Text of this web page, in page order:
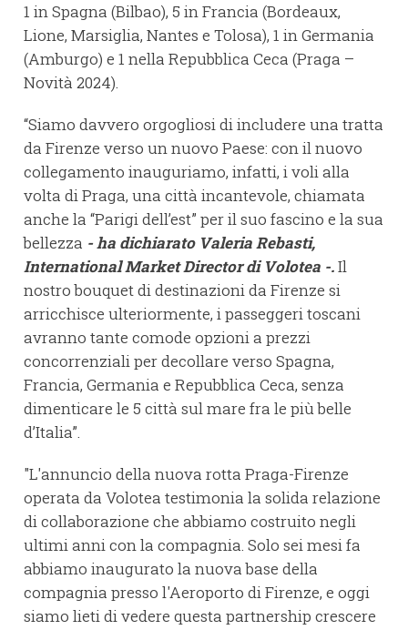
1 in Spagna (Bilbao), 5 in Francia (Bordeaux,
Lione, Marsiglia, Nantes e Tolosa), 1 in Germania
(Amburgo) e 1 nella Repubblica Ceca (Praga –
Novità 2024).
“Siamo davvero orgogliosi di includere una tratta
da Firenze verso un nuovo Paese: con il nuovo
collegamento inauguriamo, infatti, i voli alla
volta di Praga, una città incantevole, chiamata
anche la “Parigi dell’est” per il suo fascino e la sua
bellezza - ha dichiarato Valeria Rebasti,
International Market Director di Volotea -.Il
nostro bouquet di destinazioni da Firenze si
arricchisce ulteriormente, i passeggeri toscani
avranno tante comode opzioni a prezzi
concorrenziali per decollare verso Spagna,
Francia, Germania e Repubblica Ceca, senza
dimenticare le 5 città sul mare fra le più belle
d’Italia”.
"L'annuncio della nuova rotta Praga-Firenze
operata da Volotea testimonia la solida relazione
di collaborazione che abbiamo costruito negli
ultimi anni con la compagnia. Solo sei mesi fa
abbiamo inaugurato la nuova base della
compagnia presso l'Aeroporto di Firenze, e oggi
siamo lieti di vedere questa partnership crescere